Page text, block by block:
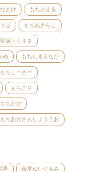
まけ もちかえる
ぱ もちあざらし
変身クリオネ
め もちしまえなが
もちしーさー
もちごり
もちかぴ
もちおおさんしょううお
界 合掌ぬいぐるみ